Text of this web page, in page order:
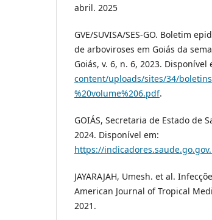
abril. 2025
GVE/SUVISA/SES-GO. Boletim
de arboviroses em Goiás da
Goiás, v. 6, n. 6, 2023. Disponível
content/uploads/sites/34/
%20volume%206.pdf.
GOIÁS, Secretaria de Estado de
2024. Disponível em:
https://
JAYARAJAH, Umesh. et al.
American Journal of Tropical
2021.